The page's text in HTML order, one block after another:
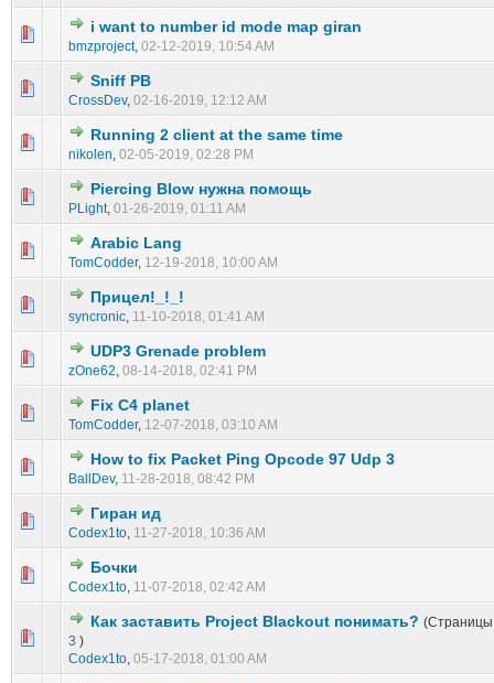
i want to number id mode map giran
bmzproject, 02-12-2019, 10:54 AM
0 голос(ов) - 0 из 5 в среднем
12345
Sniff PB
CrossDev, 02-16-2019, 12:12 AM
0 голос(ов) - 0 из 5 в среднем
Running 2 client at the same time
nikolen 02-05-2019, 02:28 PM
0 голос(ов) - 0 из 5 в среднем
12345
Piercing Blow нужна помощь
PLight, 01-26-2019, 01:11 AM
0 голос(ов) - 0 из 5 в среднем
123 45
Arabic Lang
TomCodder, 12-19-2018, 10:00 AM
0 голос(ов) - 0 из 5 в среднем
12
Прицел!_!_!
syncronic 11-10-2018, 01:41 AM
0 голос(ов) - 0 из 5 в среднем
12
UDP3 Grenade problem
zOne62 08-14-2018, 02:41 PM
0 голос(ов) - 0 из 5 в среднем
1234 5
Fix C4 planet
TomCodder, 12-07-2018, 03:10 AM
0 голос(ов) - 0 из 5 в среднем
123
How to fix Packet Ping Opcode 97 Udp 3
BallDev, 11-28-2018, 08:42 PM
0 голос(ов) - 0 из 5 в среднем
1 2345
Гиран ид
Codex1to 11-27-2018, 10:36 AM
0 голос(ов) - 0 из 5 в среднем
Бочки
Codex1to 11-07-2018, 02:42 AM
0 голос(ов) - 0 из 5 в среднем
Как заставить Project Blackout понимать?
3 )
Codex1to 05-17-2018, 01:00 AM
0 голос(ов) - 0 из 5 в среднем